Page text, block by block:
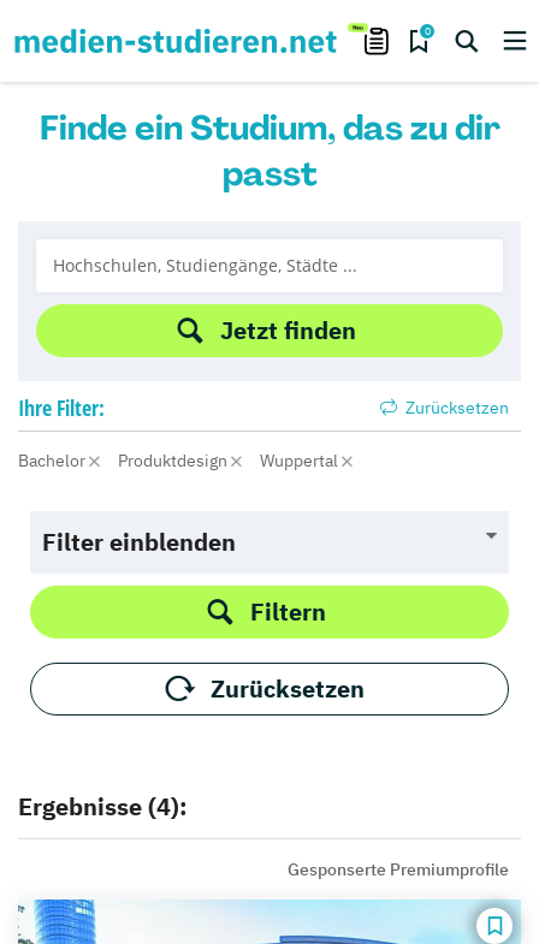
0
Finde ein Studium, das zu dir
passt
Jetzt finden
Ihre Filter: Zurücksetzen
Bachelor Produktdesign Wuppertal
Filter einblenden
Filtern
Zurücksetzen
Ergebnisse (4):
Gesponserte Premiumprofile